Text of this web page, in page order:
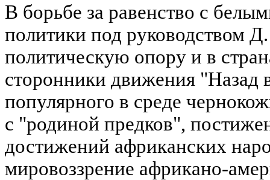
В борьбе за равенство с
политики под руководством
политическую опору и в
сторонники движения "Назад
популярного в среде
с "родиной предков",
достижений африканских
мировоззрение африкано-